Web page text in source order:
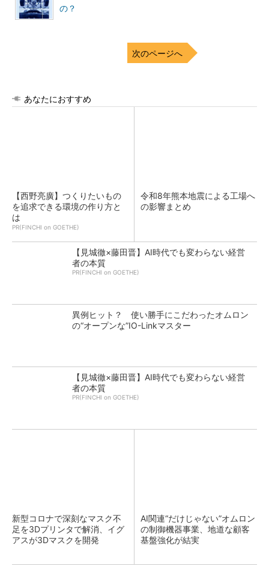
の？
次のページへ
あなたにおすすめ
【西野亮廣】つくりたいもの
を追求できる環境の作り方と
は
PR(FINCHI on GOETHE)
令和8年熊本地震による工場へ
の影響まとめ
【見城徹×藤田晋】AI時代でも変わらない経営
者の本質
PR(FINCHI on GOETHE)
異例ヒット？ 使い勝手にこだわったオムロン
の“オープンな”IO-Linkマスター
【見城徹×藤田晋】AI時代でも変わらない経営
者の本質
PR(FINCHI on GOETHE)
新型コロナで深刻なマスク不
足を3Dプリンタで解消、イグ
アスが3Dマスクを開発
AI関連“だけじゃない”オムロン
の制御機器事業、地道な顧客
基盤強化が結実